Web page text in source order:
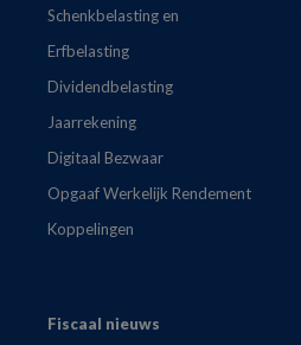
Schenkbelasting en
Erfbelasting
Dividendbelasting
Jaarrekening
Digitaal Bezwaar
Opgaaf Werkelijk Rendement
Koppelingen
Fiscaal nieuws